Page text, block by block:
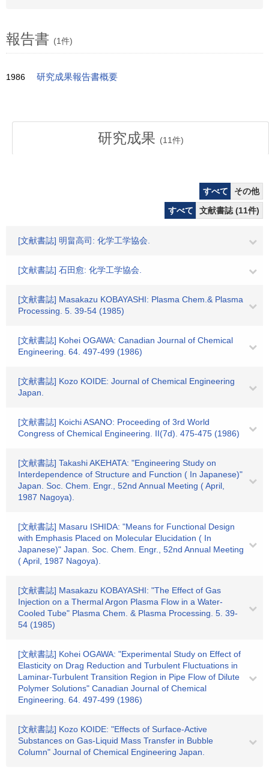
報告書 (1件)
1986 研究成果報告書概要
研究成果 (11件)
すべて
その他
すべて
文献書誌 (11件)
[文献書誌] 明畠高司: 化学工学協会.
[文献書誌] 石田愈: 化学工学協会.
[文献書誌] Masakazu KOBAYASHI: Plasma Chem.& Plasma
Processing. 5. 39-54 (1985)
[文献書誌] Kohei OGAWA: Canadian Journal of Chemical
Engineering. 64. 497-499 (1986)
[文献書誌] Kozo KOIDE: Journal of Chemical Engineering
Japan.
[文献書誌] Koichi ASANO: Proceeding of 3rd World
Congress of Chemical Engineering. II(7d). 475-475 (1986)
[文献書誌] Takashi AKEHATA: "Engineering Study on
Interdependence of Structure and Function ( In Japanese)"
Japan. Soc. Chem. Engr., 52nd Annual Meeting ( April,
1987 Nagoya).
[文献書誌] Masaru ISHIDA: "Means for Functional Design
with Emphasis Placed on Molecular Elucidation ( In
Japanese)" Japan. Soc. Chem. Engr., 52nd Annual Meeting
( April, 1987 Nagoya).
[文献書誌] Masakazu KOBAYASHI: "The Effect of Gas
Injection on a Thermal Argon Plasma Flow in a Water-
Cooled Tube" Plasma Chem. & Plasma Processing. 5. 39-
54 (1985)
[文献書誌] Kohei OGAWA: "Experimental Study on Effect of
Elasticity on Drag Reduction and Turbulent Fluctuations in
Laminar-Turbulent Transition Region in Pipe Flow of Dilute
Polymer Solutions" Canadian Journal of Chemical
Engineering. 64. 497-499 (1986)
[文献書誌] Kozo KOIDE: "Effects of Surface-Active
Substances on Gas-Liquid Mass Transfer in Bubble
Column" Journal of Chemical Engineering Japan.